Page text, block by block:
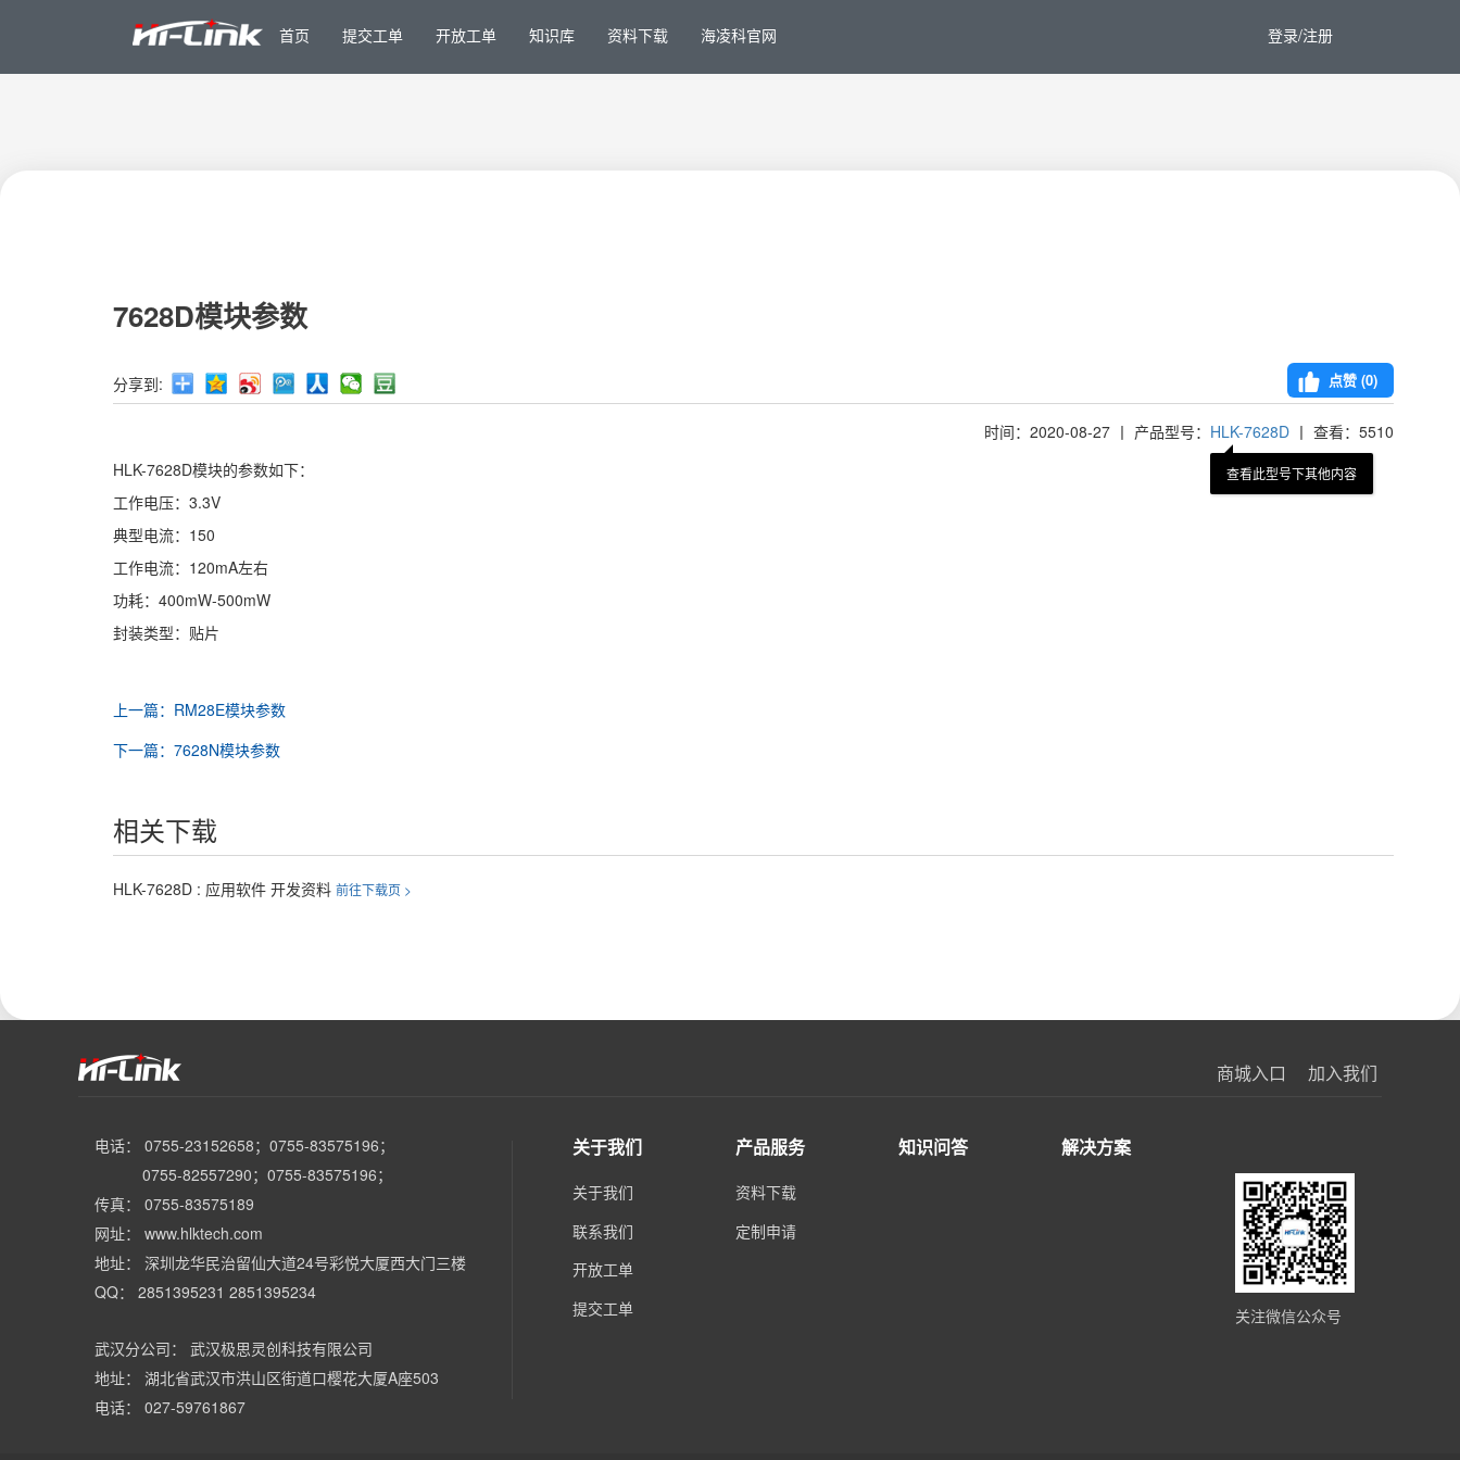
首页 提交工单 开放工单 知识库 资料下载 海凌科官网 登录/注册
7628D模块参数
分享到: 点赞 (0)
时间：2020-08-27 丨 产品型号： HLK-7628D 丨 查看：5510
HLK-7628D模块的参数如下：
工作电压：3.3V
典型电流：150
工作电流：120mA左右
功耗：400mW-500mW
封装类型：贴片
上一篇：RM28E模块参数
下一篇：7628N模块参数
相关下载
HLK-7628D : 应用软件 开发资料 前往下载页 >
商城入口 加入我们
电话： 0755-23152658；0755-83575196；
0755-82557290；0755-83575196；
传真： 0755-83575189
网址： www.hlktech.com
地址： 深圳龙华民治留仙大道24号彩悦大厦西大门三楼
QQ： 2851395231 2851395234
武汉分公司： 武汉极思灵创科技有限公司
地址： 湖北省武汉市洪山区街道口樱花大厦A座503
电话： 027-59761867
关于我们
关于我们
联系我们
开放工单
提交工单
产品服务
资料下载
定制申请
知识问答 解决方案
关注微信公众号
查看此型号下其他内容